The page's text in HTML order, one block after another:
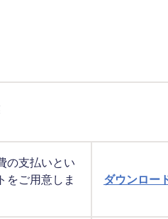
の支払いとい
をご用意しま
ダウンロー